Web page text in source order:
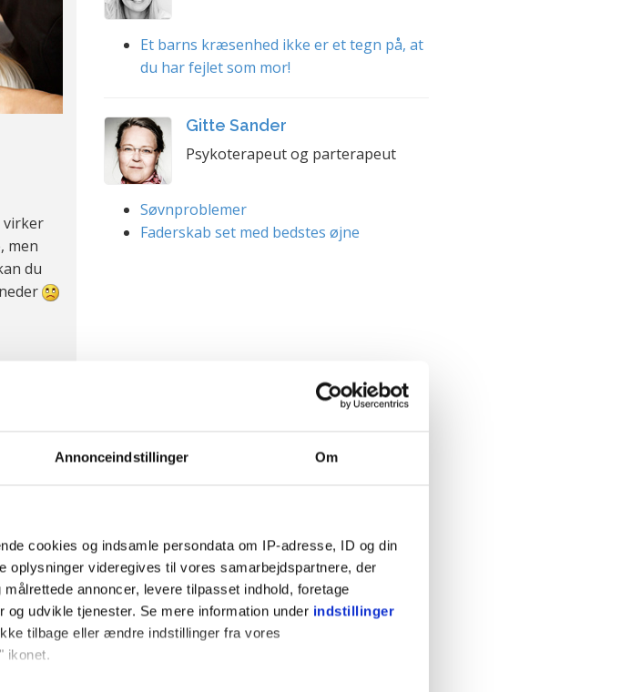
Annonceindstillinger Om
cookies og indsamle persondata om IP-adresse, ID og din
videregives til vores samarbejdspartnere, der
annoncer, levere tilpasset indhold, foretage
udvikle tjenester. Se mere information under indstillinger
tilbage eller ændre indstillinger fra vores
ikonet.
virker
men
du
Et barns kræsenhed ikke er et tegn på, at
du har fejlet som mor!
Gitte Sander
Psykoterapeut og parterapeut
Søvnproblemer
Faderskab set med bedstes øjne